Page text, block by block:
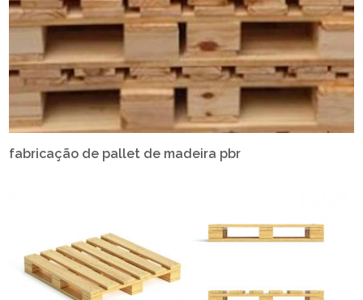
fabricação de pallet de madeira pbr